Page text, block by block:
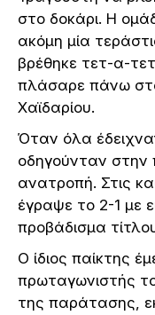
στο δοκάρι. Η
ακόμη μία
βρέθηκε τετ-α-
πλάσαρε πάνω
Χαϊδαρίου.
Όταν όλα
οδηγούνταν
ανατροπή. Στις
έγραψε το 2-1 με
προβάδισμα
Ο ίδιος παίκτης
πρωταγωνιστής
της παράτασης,